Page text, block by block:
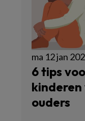
ma 12 jan
6 tips
kinderen
ouders